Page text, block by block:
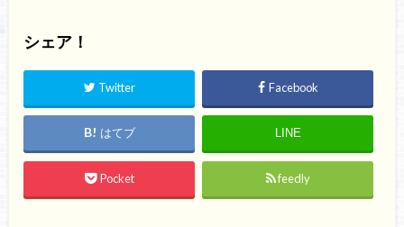
シェア！
Twitter Facebook
はてブ LINE
Pocket feedly